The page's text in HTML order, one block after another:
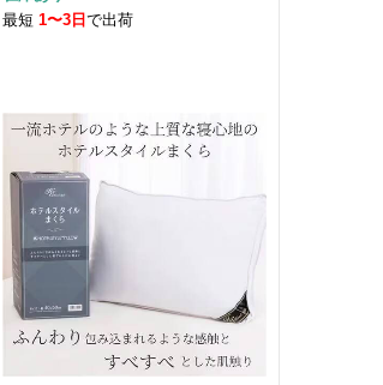
最短 1〜3日 で出荷